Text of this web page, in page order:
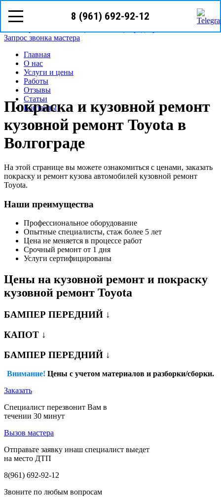
8 (961) 692-92-12
8(961)
Волгоград, ул. Батумская 7
Запрос звонка мастера
Главная
О нас
Услуги и цены
Работы
Отзывы
Статьи
Контакты
Покраска и кузовной ремонт
кузовной ремонт Toyota в
Волгограде
На этой странице вы можете ознакомиться с ценами, заказать
покраску и ремонт кузова автомобилей кузовной ремонт
Toyota.
Наши преимущества
Профессиональное оборудование
Опытные специалисты, стаж более 5 лет
Цена не меняется в процессе работ
Срочный ремонт от 1 дня
Услуги сертифицированы
Цены на кузовной ремонт и покраску
кузовной ремонт Toyota
БАМПЕР ПЕРЕДНИЙ ↓
КАПОТ ↓
БАМПЕР ПЕРЕДНИЙ ↓
Внимание! Цены с учетом материалов и разборки/сборки.
Заказать
Специалист перезвонит Вам в
течении 30 минут
Вызов мастера
Отправьте заявку инаш специалист выедет
на место ДТП
8(961) 692-92-12
Звоните по любым вопросам